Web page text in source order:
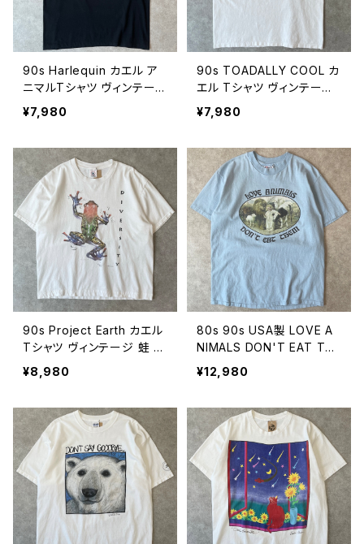
90s Harlequin カエル ア
ニマルTシャツ ヴィンテー
ジ 蛙 動物 アマガエル 黒
ブラック シングルステッチ
26080606
¥7,980
90s TOADALLY COOL カ
エル Tシャツ ヴィンテージ
アニマル 蛙 動物 サングラ
ス ヒキガエル シングルステ
代 ビンテージ L 2608060
5
¥7,980
90s Project Earth カエル
Tシャツ ヴィンテージ 蛙 ア
ニマル 動物 古着 DIVERSI
TY 白 ホワイト 90年代 ビ
¥8,980
80s 90s USA製 LOVE A
NIMALS DON'T EAT THE
M メッセージTシャツ アニ
マル アート ヴィンテージ シ
ィーガン ビーガン 古着 水
色 ライトブルー 80年代 90
年代 ビンテージ L 26080
603
¥12,980